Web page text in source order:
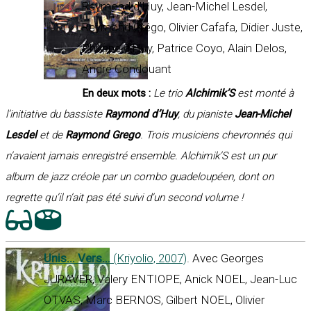
Raymond d’Huy, Jean-Michel Lesdel,
Raymond Grégo, Olivier Cafafa, Didier Juste,
Philippe d’Huy, Patrice Coyo, Alain Delos,
André Condouant
En deux mots : Le trio Alchimik’Sest monté à
l’initiative du bassiste Raymond d’Huy, du pianiste Jean-Michel
Lesdelet de Raymond Grego. Trois musiciens chevronnés qui
n’avaient jamais enregistré ensemble. Alchimik’S est un pur
album de jazz créole par un combo guadeloupéen, dont on
regrette qu’il n’ait pas été suivi d’un second volume !
Unis... Vers... (Kriyolio, 2007). Avec Georges
JURAVER, Valery ENTIOPE, Anick NOEL, Jean-Luc
OTVAS, Marc BERNOS, Gilbert NOEL, Olivier